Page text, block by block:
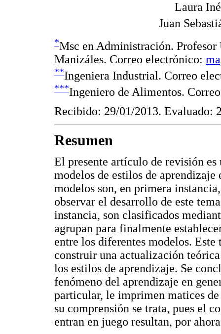
Laura
Juan
*Msc en Administración.
Manizáles. Correo electrónico:
**Ingeniera Industrial. Correo
***Ingeniero de Alimentos.
Recibido: 29/01/2013. Evaluado:
Resumen
El presente artículo de revisión
modelos de estilos de
modelos son, en primera
observar el desarrollo de este
instancia, son clasificados
agrupan para finalmente
entre los diferentes modelos.
construir una actualización
los estilos de aprendizaje. Se
fenómeno del aprendizaje en
particular, le imprimen matices
su comprensión se trata, pues el
entran en juego resultan, por